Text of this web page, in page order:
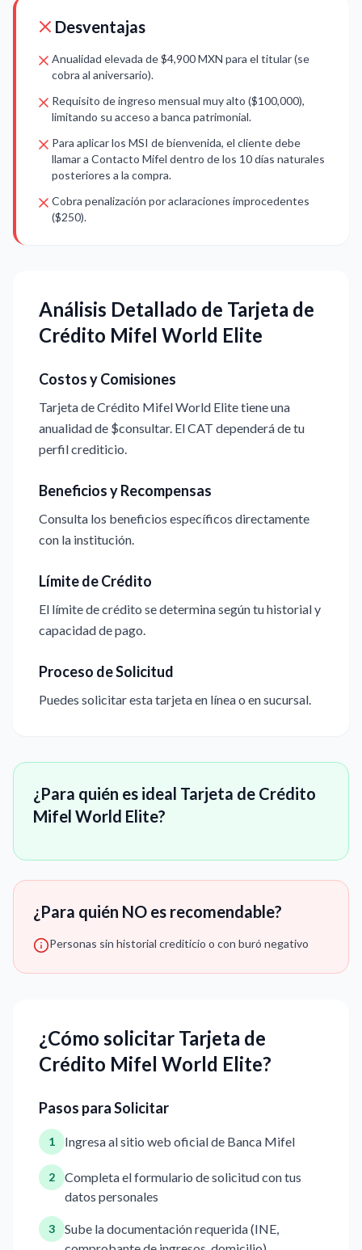
Desventajas
Anualidad elevada de $4,900 MXN para el titular (se
cobra al aniversario).
Requisito de ingreso mensual muy alto ($100,000),
limitando su acceso a banca patrimonial.
Para aplicar los MSI de bienvenida, el cliente debe
llamar a Contacto Mifel dentro de los 10 días naturales
posteriores a la compra.
Cobra penalización por aclaraciones improcedentes
($250).
Análisis Detallado de Tarjeta de
Crédito Mifel World Elite
Costos y Comisiones
Tarjeta de Crédito Mifel World Elite tiene una
anualidad de $consultar. El CAT dependerá de tu
perfil crediticio.
Beneficios y Recompensas
Consulta los beneficios específicos directamente
con la institución.
Límite de Crédito
El límite de crédito se determina según tu historial y
capacidad de pago.
Proceso de Solicitud
Puedes solicitar esta tarjeta en línea o en sucursal.
¿Para quién es ideal Tarjeta de Crédito
Mifel World Elite?
¿Para quién NO es recomendable?
Personas sin historial crediticio o con buró negativo
¿Cómo solicitar Tarjeta de
Crédito Mifel World Elite?
Pasos para Solicitar
1 Ingresa al sitio web oficial de Banca Mifel
2
Completa el formulario de solicitud con tus
datos personales
3
Sube la documentación requerida (INE,